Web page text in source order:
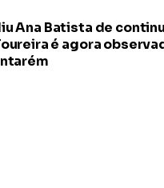
Ana Batista de
é agora